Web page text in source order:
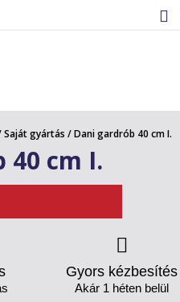
Saját gyártás / Dani gardrób 40 cm I.
40 cm I.
Gyors kézbesítés
Akár 1 héten belül